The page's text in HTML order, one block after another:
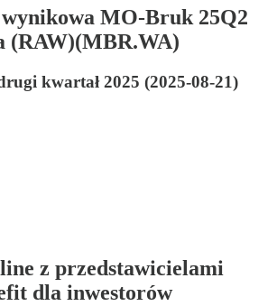
MO-Bruk 25Q2
(RAW)(MBR.WA)
kwartał 2025 (2025-08-21)
z przedstawicielami
dla inwestorów